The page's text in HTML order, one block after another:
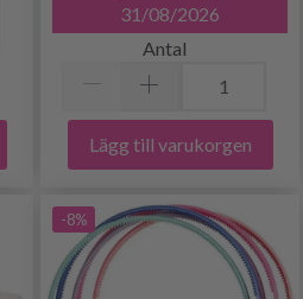
31/08/2026
Antal
Lägg till varukorgen
-8%